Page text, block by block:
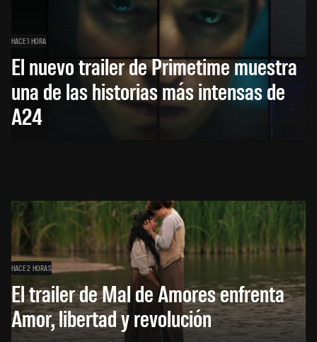
HACE 1 HORA
El nuevo trailer de Primetime muestra
una de las historias más intensas de
A24
HACE 2 HORAS
El trailer de Mal de Amores enfrenta
Amor, libertad y revolución